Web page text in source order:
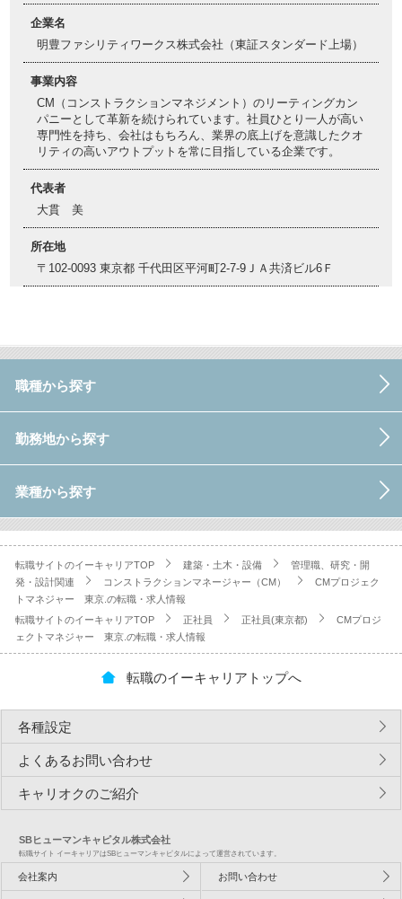
企業名
明豊ファシリティワークス株式会社（東証スタンダード上場）
事業内容
CM（コンストラクションマネジメント）のリーティングカン
パニーとして革新を続けられています。社員ひとり一人が高い
専門性を持ち、会社はもちろん、業界の底上げを意識したクオ
リティの高いアウトプットを常に目指している企業です。
代表者
大貫 美
所在地
〒102-0093 東京都 千代田区平河町2-7-9ＪＡ共済ビル6Ｆ
職種から探す
勤務地から探す
業種から探す
転職サイトのイーキャリアTOP 建築・土木・設備
管理職、研究・開
発・設計関連
コンストラクションマネージャー（CM）
CMプロジェク
トマネジャー 東京.の転職・求人情報
転職サイトのイーキャリアTOP
正社員 正社員(東京都)
CMプロジ
ェクトマネジャー 東京.の転職・求人情報
転職のイーキャリアトップへ
各種設定
よくあるお問い合わせ
キャリオクのご紹介
SBヒューマンキャピタル株式会社
転職サイト イーキャリアはSBヒューマンキャピタルによって運営されています。
会社案内 お問い合わせ